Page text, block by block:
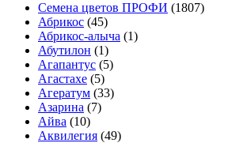
Cемена цветов ПРОФИ (1807)
Абрикос (45)
Абрикос-алыча (1)
Абутилон (1)
Агапантус (5)
Агастахе (5)
Агератум (33)
Азарина (7)
Айва (10)
Аквилегия (49)